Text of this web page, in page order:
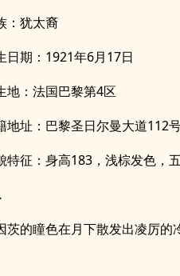
：犹太裔
日期：1921年6月17日
地：法国巴黎第4区
地址：巴黎圣日尔曼大道112
特征：身高183，浅棕发色，
茨的瞳色在月下散发出凌厉